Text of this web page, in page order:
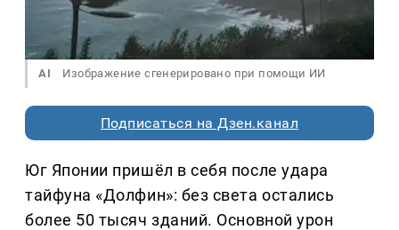
AI Изображение сгенерировано при помощи ИИ
Подписаться на Дзен.канал
Юг Японии пришёл в себя после удара
тайфуна «Долфин»: без света остались
более 50 тысяч зданий. Основной урон